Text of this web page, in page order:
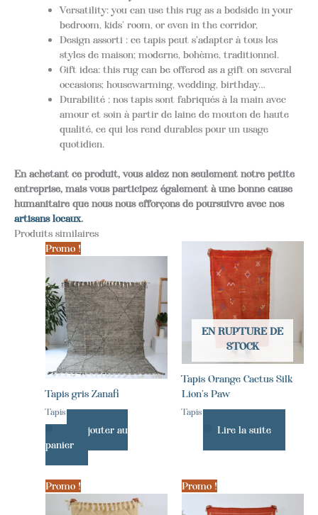
Versatility: you can use this rug as a bedside in your
bedroom, kids’ room, or even in the corridor,
Design assorti : ce tapis peut s'adapter à tous les
styles de maison; moderne, bohème, traditionnel.
Gift idea: this rug can be offered as a gift on several
occasions; housewarming, wedding, birthday…
Durabilité : nos tapis sont fabriqués à la main avec
amour et soin à partir de laine de mouton de haute
qualité, ce qui les rend durables pour un usage
quotidien.
En achetant ce produit, vous aidez non seulement notre petite
entreprise, mais vous participez également à une bonne cause
humanitaire que nous nous efforçons de poursuivre avec nos
artisans locaux.
Produits similaires
Promo !
Tapis gris Zanafi
Tapis
Ajouter au
panier
EN RUPTURE DE
STOCK
Tapis Orange Cactus Silk
Lion’s Paw
Tapis
Lire la suite
Promo ! Promo !